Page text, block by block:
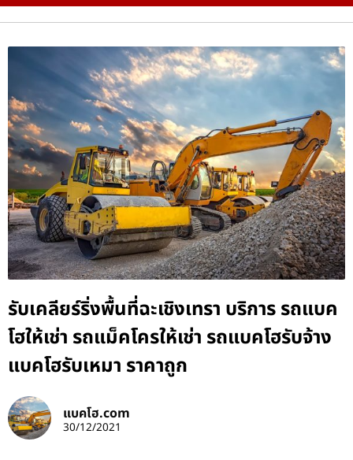
รับเคลียร์ริ่งพื้นที่ฉะเชิงเทรา บริการ รถแบค
โฮให้เช่า รถแม็คโครให้เช่า รถแบคโฮรับจ้าง
แบคโฮรับเหมา ราคาถูก
แบคโฮ.com
30/12/2021